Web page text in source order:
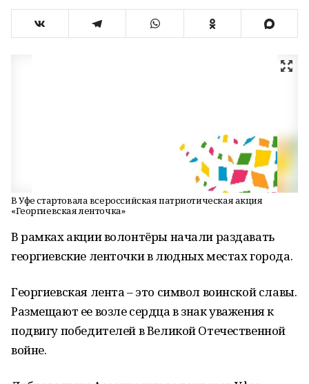
В Уфе стартовала всероссийская патриотическая акция
«Георгиевская ленточка»
В рамках акции волонтёры начали раздавать
георгиевские ленточки в людных местах города.
Георгиевская лента – это символ воинской славы.
Размещают ее возле сердца в знак уважения к
подвигу победителей в Великой Отечественной
войне.